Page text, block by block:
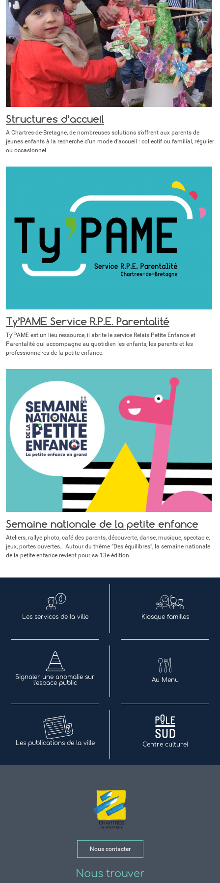
Structures d’accueil
A Chartres-de-Bretagne, de nombreuses solutions s’offrent aux parents de
jeunes enfants à la recherche d’un mode d’accueil : collectif ou familial, régulier
ou occasionnel.
Ty’PAME Service R.P.E. Parentalité
Ty’PAME est un lieu ressource, il abrite le service Relais Petite Enfance et
Parentalité qui accompagne au quotidien les enfants, les parents et les
professionnel·es de la petite enfance.
Semaine nationale de la petite enfance
Ateliers, rallye photo, café des parents, découverte, danse, musique, spectacle,
jeux, portes ouvertes… Autour du thème “Des équilibres”, la semaine nationale
de la petite enfance revient pour sa 13e édition
Les services de la ville Kiosque familles
Signaler une anomalie sur
l’espace public
Au Menu
Les publications de la ville Centre culturel
Nous contacter
Nous trouver